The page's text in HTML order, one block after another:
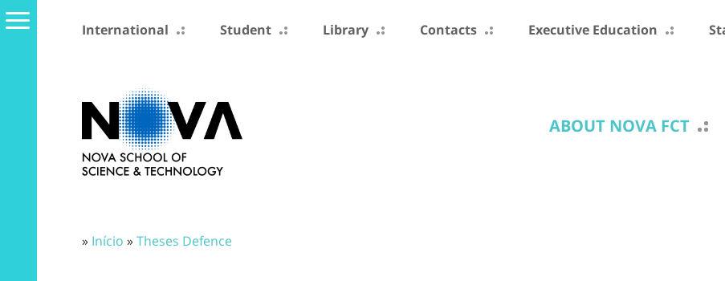
International Student Library Contacts Executive Education
ABOUT NOVA FCT
» Início »Theses Defence